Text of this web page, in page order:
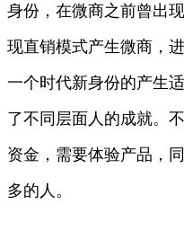
身份，在微商之前曾出
现直销模式产生微商，
一个时代新身份的产生
了不同层面人的成就。
资金，需要体验产品，
多的人。